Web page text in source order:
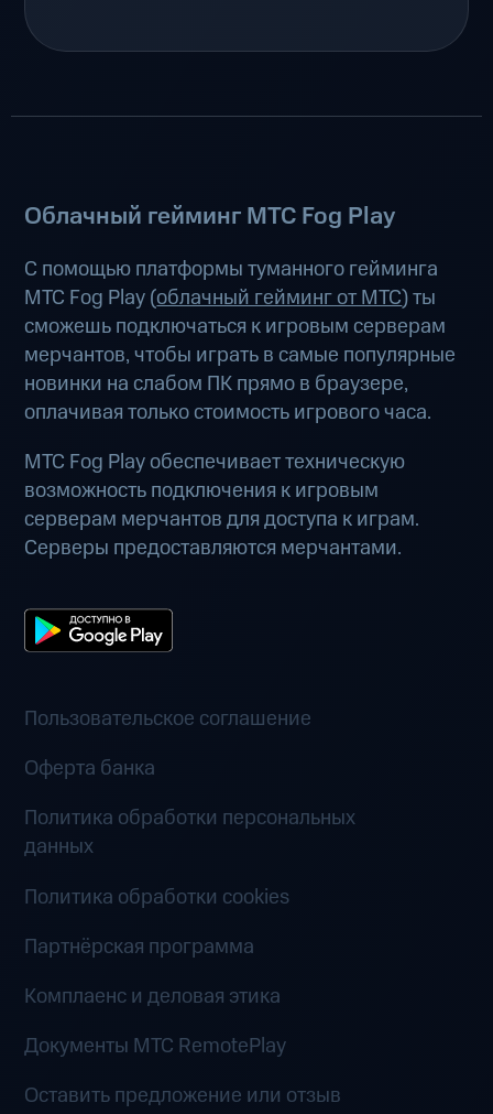
Облачный гейминг МТС Fog Play
С помощью платформы туманного гейминга
МТС Fog Play (облачный гейминг от МТС) ты
сможешь подключаться к игровым серверам
мерчантов, чтобы играть в самые популярные
новинки на слабом ПК прямо в браузере,
оплачивая только стоимость игрового часа.
МТС Fog Play обеспечивает техническую
возможность подключения к игровым
серверам мерчантов для доступа к играм.
Серверы предоставляются мерчантами.
Пользовательское соглашение
Оферта банка
Политика обработки персональных
данных
Политика обработки cookies
Партнёрская программа
Комплаенс и деловая этика
Документы MTC RemotePlay
Оставить предложение или отзыв